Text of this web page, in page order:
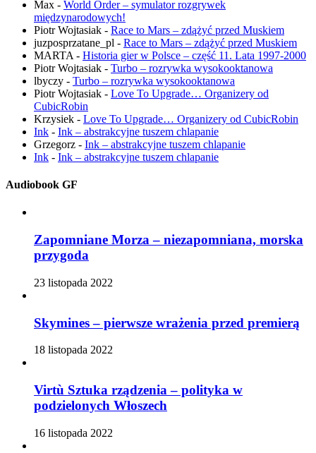
Max - World Order – symulator rozgrywek
międzynarodowych!
Piotr Wojtasiak - Race to Mars – zdążyć przed Muskiem
juzposprzatane_pl - Race to Mars – zdążyć przed Muskiem
MARTA - Historia gier w Polsce – część 11. Lata 1997-2000
Piotr Wojtasiak - Turbo – rozrywka wysokooktanowa
lbyczy - Turbo – rozrywka wysokooktanowa
Piotr Wojtasiak - Love To Upgrade… Organizery od
CubicRobin
Krzysiek - Love To Upgrade… Organizery od CubicRobin
Ink - Ink – abstrakcyjne tuszem chlapanie
Grzegorz - Ink – abstrakcyjne tuszem chlapanie
Ink - Ink – abstrakcyjne tuszem chlapanie
Audiobook GF
Zapomniane Morza – niezapomniana, morska
przygoda
23 listopada 2022
Skymines – pierwsze wrażenia przed premierą
18 listopada 2022
Virtù Sztuka rządzenia – polityka w
podzielonych Włoszech
16 listopada 2022